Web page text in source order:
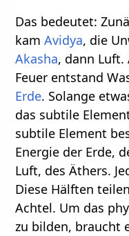
Das bedeutet:
kamAvidya, die
Akasha, dann Luft.
Feuer entstand
Erde. Solange
das subtile
subtile Element
Energie der Erde,
Luft, des Äthers.
Diese Hälften
Achtel. Um das
zu bilden, braucht